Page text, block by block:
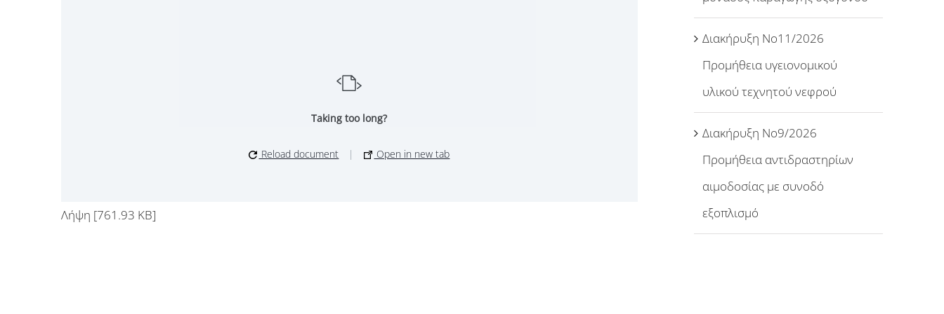
Taking too long?
Reload document | Open in new tab
Λήψη [761.93 KB]
Διακήρυξη Νο11/2026
Προμήθεια υγειονομικού
υλικού τεχνητού νεφρού
Διακήρυξη Νο9/2026
Προμήθεια αντιδραστηρίων
αιμοδοσίας με συνοδό
εξοπλισμό